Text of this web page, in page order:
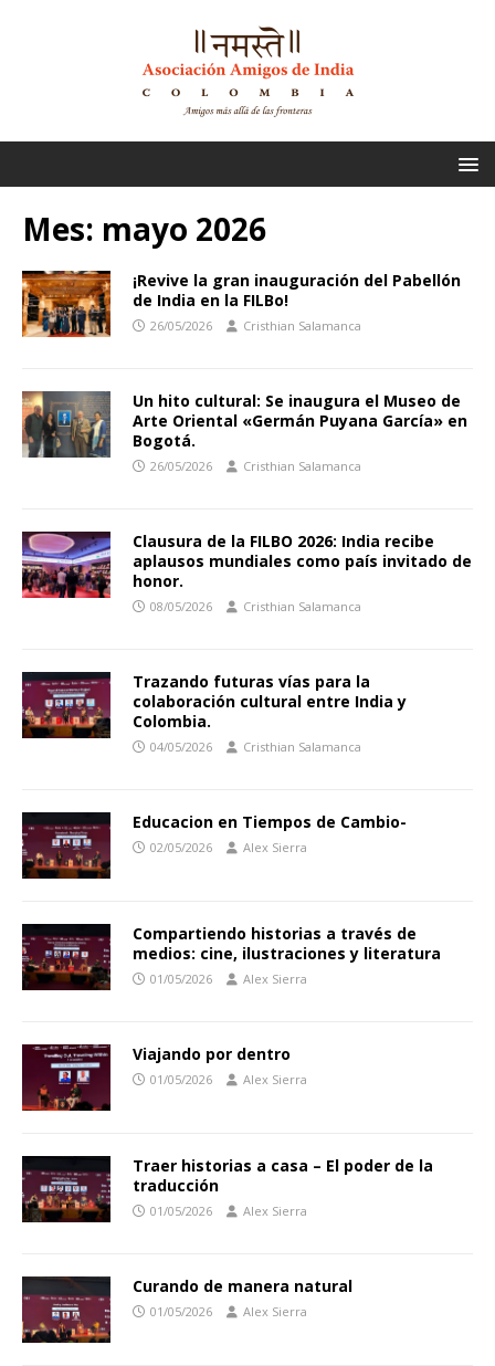
Mes: mayo 2026
¡Revive la gran inauguración del Pabellón
de India en la FILBo!
26/05/2026 Cristhian Salamanca
Un hito cultural: Se inaugura el Museo de
Arte Oriental «Germán Puyana García» en
Bogotá.
26/05/2026 Cristhian Salamanca
Clausura de la FILBO 2026: India recibe
aplausos mundiales como país invitado de
honor.
08/05/2026 Cristhian Salamanca
Trazando futuras vías para la
colaboración cultural entre India y
Colombia.
04/05/2026 Cristhian Salamanca
Educacion en Tiempos de Cambio-
02/05/2026 Alex Sierra
Compartiendo historias a través de
medios: cine, ilustraciones y literatura
01/05/2026 Alex Sierra
Viajando por dentro
01/05/2026 Alex Sierra
Traer historias a casa – El poder de la
traducción
01/05/2026 Alex Sierra
Curando de manera natural
01/05/2026 Alex Sierra